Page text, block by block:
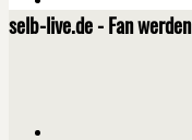
selb-live.de - Fan werden